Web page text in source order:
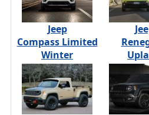
Jeep
Compass Limited
Winter